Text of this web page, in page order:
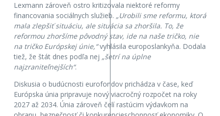
Lexmann zároveň ostro kritizovala niektoré reformy
financovania sociálnych služieb. „Urobili sme reformu, ktorá
mala zlepšiť situáciu, ale situácia sa zhoršila. To, že
reformou zhoršíme pôvodný stav, ide na naše tričko, nie
na tričko Európskej únie,“vyhlásila europoslankyňa. Dodala
tiež, že štát dnes podľa nej „šetrí na úplne
najzraniteľnejších“.
Diskusia o budúcnosti eurofondov prichádza v čase, keď
Európska únia pripravuje nový viacročný rozpočet na roky
2027 až 2034. Únia zároveň čelí rastúcim výdavkom na